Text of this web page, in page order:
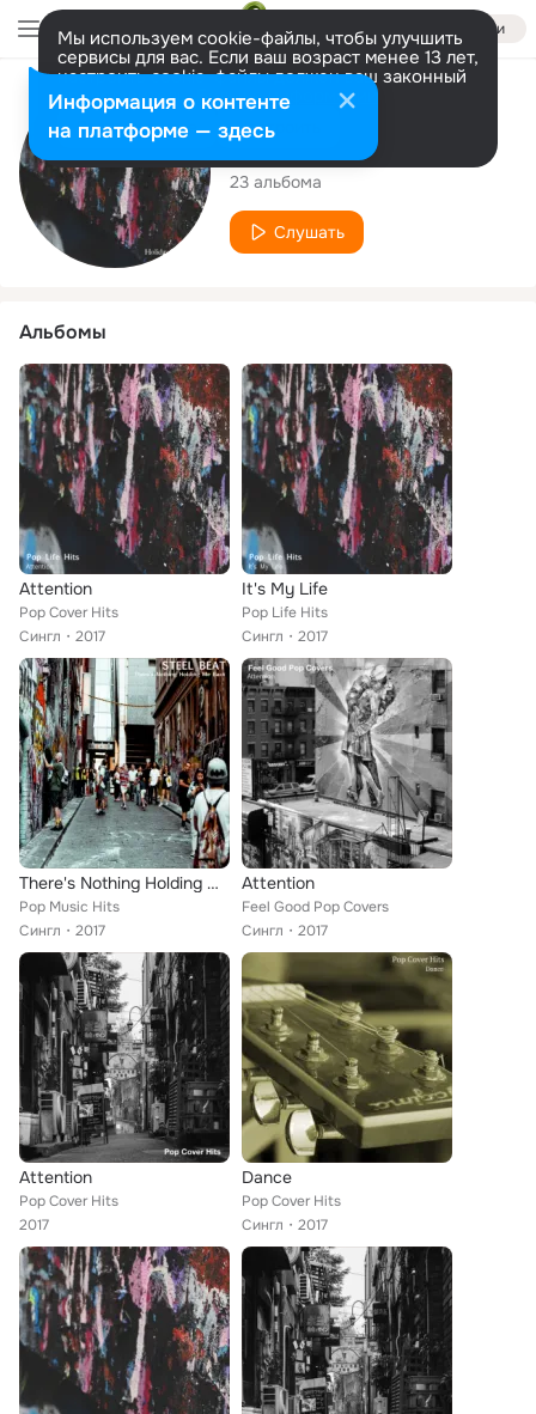
Войти
Мы используем cookie-файлы, чтобы улучшить
сервисы для вас. Если ваш возраст менее 13 лет,
настроить cookie-файлы должен ваш законный
представитель. Больше информации
Разрешить все Настроить
Исполнитель
Pop Cover Hits
23 альбома
Слушать
Альбомы
Attention
Pop Cover Hits
Сингл
2017
It's My Life
Pop Life Hits
Сингл
2017
There's Nothing Holding Me Back
Pop Music Hits
Сингл
2017
Attention
Feel Good Pop Covers
Сингл
2017
Attention
Pop Cover Hits
2017
Dance
Pop Cover Hits
Сингл
2017
Информация о контенте
на платформе — здесь